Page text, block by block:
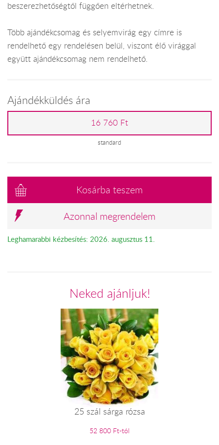
beszerezhetőségtől függően eltérhetnek.
Több ajándékcsomag és selyemvirág egy címre is
rendelhető egy rendelésen belül, viszont élő virággal
együtt ajándékcsomag nem rendelhető.
Ajándékküldés ára
16 760 Ft
standard
Kosárba teszem
Azonnal megrendelem
Leghamarabbi kézbesítés: 2026. augusztus 11.
Neked ajánljuk!
25 szál sárga rózsa
52 800 Ft-tól